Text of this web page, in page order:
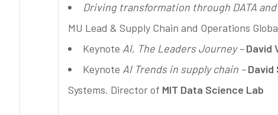
Driving transformation through DATA and
MU Lead & Supply Chain and Operations
Keynote AI, The Leaders Journey –David
Keynote AI Trends in supply chain –David
Systems. Director of MIT Data Science Lab